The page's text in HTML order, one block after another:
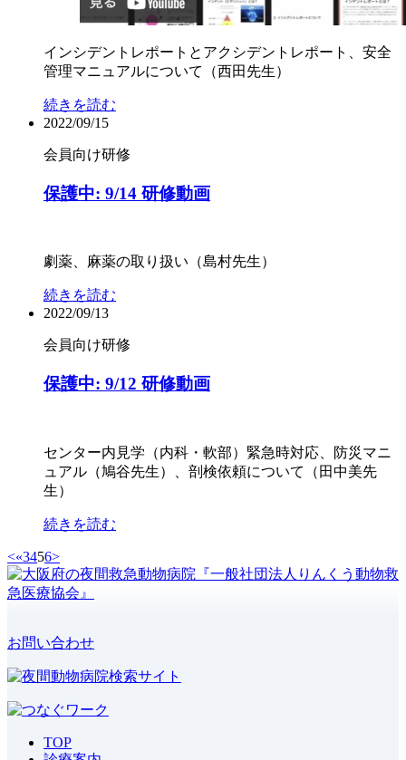
インシデントレポートとアクシデントレポート、安全
管理マニュアルについて（西田先生）
続きを読む
2022/09/15
会員向け研修
保護中: 9/14 研修動画
劇薬、麻薬の取り扱い（島村先生）
続きを読む
2022/09/13
会員向け研修
保護中: 9/12 研修動画
センター内見学（内科・軟部）緊急時対応、防災マニ
ュアル（鳩谷先生）、剖検依頼について（田中美先
生）
続きを読む
<«3456>
お問い合わせ
TOP